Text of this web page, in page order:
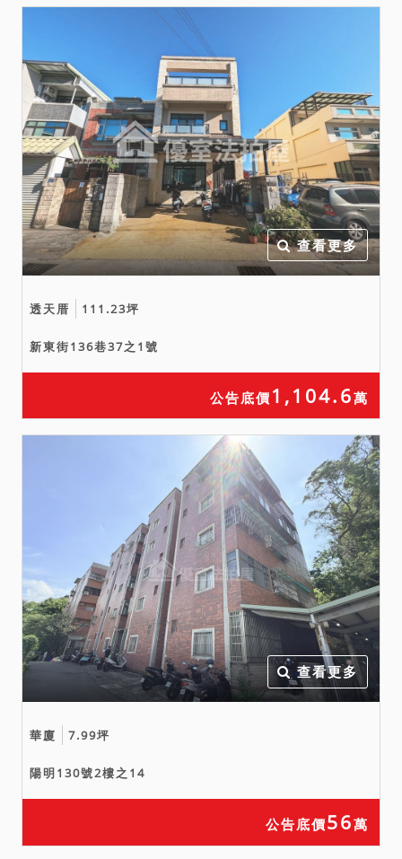
須俟該異議之訴判決確定
後，本院再依訴訟結果通知
拍定人繳納價金及核發權利
移轉證書，請投標人注意，
相關風險自行承擔。
五、本件拍賣標的物包括主
建物之附屬建物（從物）及
附屬設施在內。
六、本件拍賣標的物以建物
現況拍賣，當事人及拍定人
均不得以面積不符，請求增
減價金。
查看更多
透天厝 111.23坪
新東街136巷37之1號
公告底價 1,104.6萬
查看更多
華廈 7.99坪
陽明130號2樓之14
公告底價56萬